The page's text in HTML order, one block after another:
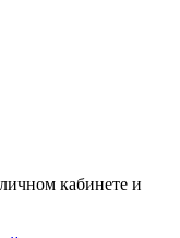
кабинете и